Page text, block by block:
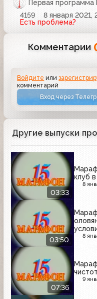
Первая программа
4159
8 января 2021,
Есть проблема?
Комментарии
Войдите или
комментарий
Вход через
Другие выпуски
03:33
клуб
8
03:50
8
07:36
9